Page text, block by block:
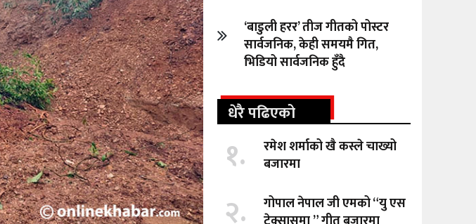
‘बाडुली हरर’ तीज गीतको पोस्टर
सार्वजनिक, केही समयमै गित,
भिडियो सार्वजनिक हुँदै
धेरै पढिएको
१.
रमेश शर्माको खै कस्ले चाख्यो
बजारमा
२.
गोपाल नेपाल जी एमको “यु एस